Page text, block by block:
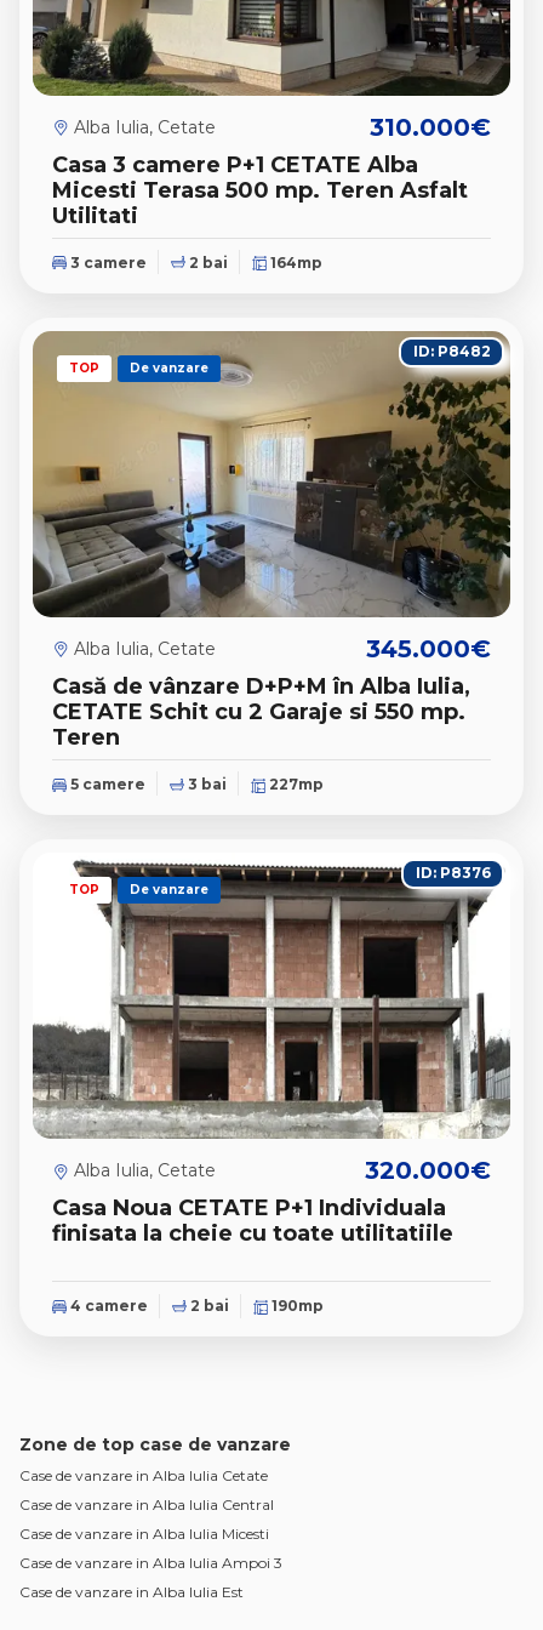
Casa 3 camere P+1 CETATE Alba
Micesti Terasa 500 mp. Teren Asfalt
Utilitati
Alba Iulia, Cetate 310.000€
3 camere 2 bai 164mp
TOP De vanzare
Casă de vânzare D+P+M în Alba Iulia,
CETATE Schit cu 2 Garaje si 550 mp.
Teren
Alba Iulia, Cetate 345.000€
5 camere 3 bai 227mp
ID: P8482
TOP De vanzare
Casa Noua CETATE P+1 Individuala
finisata la cheie cu toate utilitatiile
Alba Iulia, Cetate 320.000€
4 camere 2 bai 190mp
ID: P8376
Zone de top case de vanzare
Case de vanzare in Alba Iulia Cetate
Case de vanzare in Alba Iulia Central
Case de vanzare in Alba Iulia Micesti
Case de vanzare in Alba Iulia Ampoi 3
Case de vanzare in Alba Iulia Est